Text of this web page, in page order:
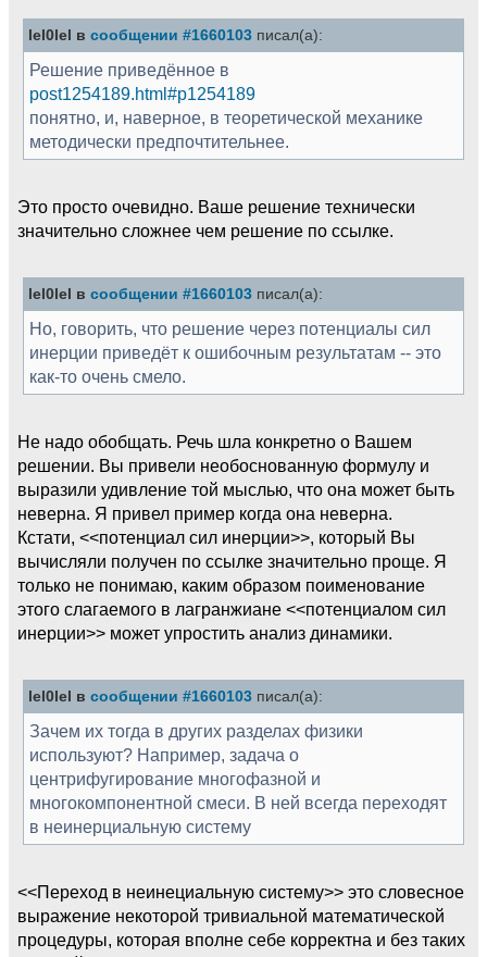
lel0lel в сообщении #1660103 писал(а):
Решение приведённое в
post1254189.html#p1254189
понятно, и, наверное, в теоретической механике
методически предпочтительнее.
Это просто очевидно. Ваше решение технически
значительно сложнее чем решение по ссылке.
lel0lel в сообщении #1660103 писал(а):
Но, говорить, что решение через потенциалы сил
инерции приведёт к ошибочным результатам -- это
как-то очень смело.
Не надо обобщать. Речь шла конкретно о Вашем
решении. Вы привели необоснованную формулу и
выразили удивление той мыслью, что она может быть
неверна. Я привел пример когда она неверна.
Кстати, <<потенциал сил инерции>>, который Вы
вычисляли получен по ссылке значительно проще. Я
только не понимаю, каким образом поименование
этого слагаемого в лагранжиане <<потенциалом сил
инерции>> может упростить анализ динамики.
lel0lel в сообщении #1660103 писал(а):
Зачем их тогда в других разделах физики
используют? Например, задача о
центрифугирование многофазной и
многокомпонентной смеси. В ней всегда переходят
в неинерциальную систему
<<Переход в неинециальную систему>> это словесное
выражение некоторой тривиальной математической
процедуры, которая вполне себе корректна и без таких